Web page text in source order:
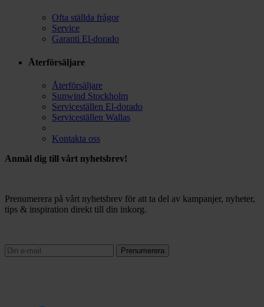
Ofta ställda frågor
Service
Garanti El-dorado
Återförsäljare
Återförsäljare
Sunwind Stockholm
Serviceställen El-dorado
Serviceställen Wallas
Kontakta oss
Anmäl dig till vårt nyhetsbrev!
Prenumerera på vårt nyhetsbrev för att ta del av kampanjer, nyheter,
tips & inspiration direkt till din inkorg.
Prenumerera